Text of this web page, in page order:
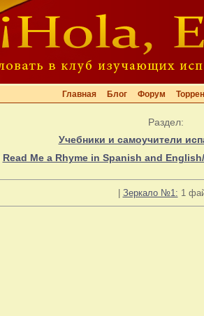
Главная Блог Форум
Раздел:
Учебники и самоучители
Read Me a Rhyme in Spanish and
Зеркало №1: 1